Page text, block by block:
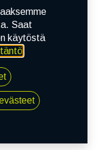
XL
Saat
käytöstä
.